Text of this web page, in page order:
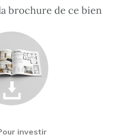
brochure de ce bien
investir